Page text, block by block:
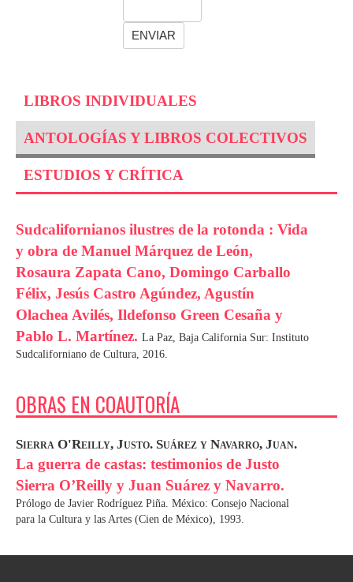
LIBROS INDIVIDUALES
ANTOLOGÍAS Y LIBROS COLECTIVOS
ESTUDIOS Y CRÍTICA
Sudcalifornianos ilustres de la rotonda : Vida
y obra de Manuel Márquez de León,
Rosaura Zapata Cano, Domingo Carballo
Félix, Jesús Castro Agúndez, Agustín
Olachea Avilés, Ildefonso Green Cesaña y
Pablo L. Martínez. La Paz, Baja California Sur: Instituto
Sudcaliforniano de Cultura, 2016.
OBRAS EN COAUTORÍA
Sierra O'Reilly, Justo. Suárez y Navarro, Juan.
La guerra de castas: testimonios de Justo
Sierra O’Reilly y Juan Suárez y Navarro.
Prólogo de Javier Rodríguez Piña. México: Consejo Nacional
para la Cultura y las Artes (Cien de México), 1993.